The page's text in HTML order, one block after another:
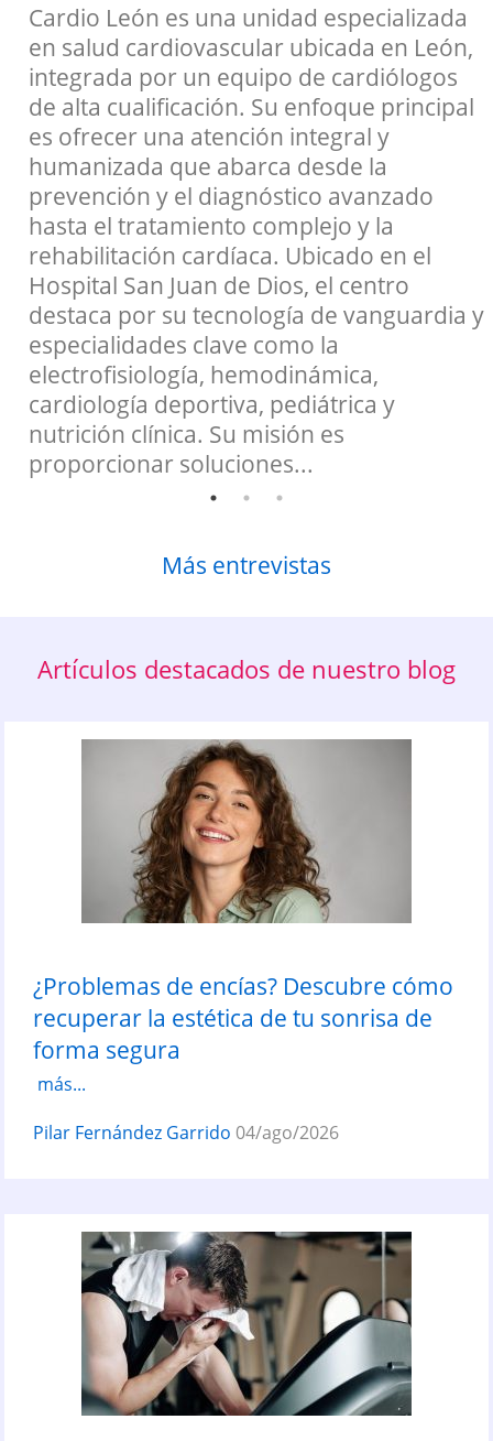
Cardio León es una unidad especializada
en salud cardiovascular ubicada en León,
integrada por un equipo de cardiólogos
de alta cualificación. Su enfoque principal
es ofrecer una atención integral y
humanizada que abarca desde la
prevención y el diagnóstico avanzado
hasta el tratamiento complejo y la
rehabilitación cardíaca. Ubicado en el
Hospital San Juan de Dios, el centro
destaca por su tecnología de vanguardia y
especialidades clave como la
electrofisiología, hemodinámica,
cardiología deportiva, pediátrica y
nutrición clínica. Su misión es
proporcionar soluciones...
Más entrevistas
Artículos destacados de nuestro blog
¿Problemas de encías? Descubre cómo
recuperar la estética de tu sonrisa de
forma segura
más...
Pilar Fernández Garrido 04/ago/2026